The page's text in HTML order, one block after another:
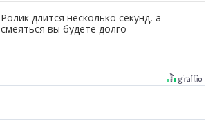
Ролик длится несколько секунд, а
смеяться вы будете долго